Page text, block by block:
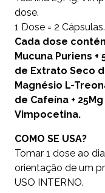
dose.
1 Dose = 2 Cápsulas.
Cada dose
Mucuna Puriens +
de Extrato Seco
Magnésio L-
de Cafeína +
Vimpocetina.
COMO SE USA?
Tomar 1 dose ao
orientação de um
USO INTERNO.